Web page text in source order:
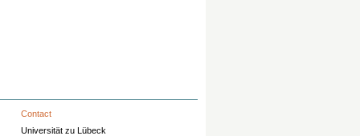
Contact
Universität zu Lübeck